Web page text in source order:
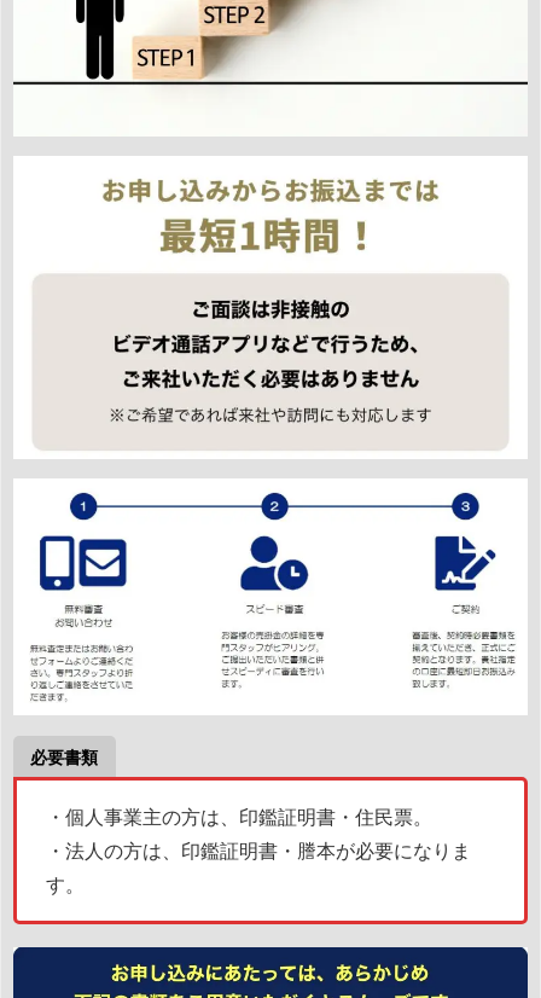
必要書類
・個人事業主の方は、印鑑証明書・住民票。
・法人の方は、印鑑証明書・謄本が必要になりま
す。